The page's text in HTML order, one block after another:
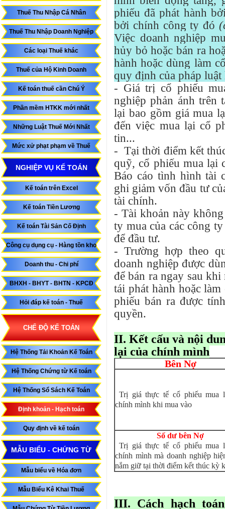
Thuế Thu Nhập Cá Nhân
Thuế Thu Nhập Doanh Nghiệp
Các loại Thuế khác
Thuế của Hộ Kinh Doanh
Kế toán thuế cần Chú Ý
Phần mềm HTKK mới nhất
Những Luật Thuế Mới Nhất
Mức xử phạt phạm về Thuế
NGHIỆP VỤ KẾ TOÁN
Kế toán trên Excel
Kế toán Tiền Lương
Kế toán Tài Sản Cố Định
Công cụ dụng cụ - Hàng tồn kho
Doanh thu - Chi phí
BHXH - BHYT - BHTN - KPCĐ
Hỏi đáp kế toán - Thuế
CHẾ ĐỘ KẾ TOÁN
Hệ Thống Tải Khoản Kế Toán
Hệ Thống Chứng từ Kế toán
Hệ Thống Sổ Sách Kế Toán
Định khoản - Hạch toán
Quy định về kế toán
MẪU BIỂU - CHỨNG TỪ
Mẫu biểu về Hóa đơn
Mẫu Biểu Kê Khai Thuế
phiếu đã phát hành
bởi chính công ty đó
Việc doanh nghiệp
hủy bỏ hoặc bán ra
hành hoặc dùng làm
quy định của pháp luật
- Giá trị cổ phiếu
nghiệp phản ánh trên
lại bao gồm giá mua
đến việc mua lại cổ
tin...
- Tại thời điểm kết
quỹ, cổ phiếu mua lại
Báo cáo tình hình tài
ghi giảm vốn đầu tư
tài chính.
- Tài khoản này
ty mua của các công
để đầu tư.
- Trường hợp theo
doanh nghiệp được
để bán ra ngay sau
tái phát hành hoặc
phiếu bán ra được
quyền.
II. Kết cấu và nội
lại của chính mình
Bên Nợ
Trị giá thực tế cổ phiếu mua
chính mình khi mua vào
Số dư bên Nợ
Trị giá thực tế cổ phiếu mua
chính mình mà doanh nghiệp
nắm giữ tại thời điểm kết thúc kỳ
III. Cách hạch